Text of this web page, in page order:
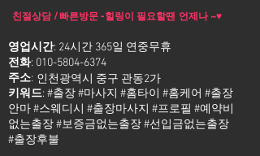
친절상담 / 빠른방문 -힐링이 필요할땐 언제나 ~♥
영업시간: 24시간 365일 연중무휴
전화: 010-5804-6374
주소:
키워드: #출장 #마사지 #홈타이 #홈케어 #출장
안마 #스웨디시 #출장마사지 #프로필 #예약비
없는출장 #보증금없는출장 #선입금없는출장
#출장후불
인천광역시 중구 관동2가